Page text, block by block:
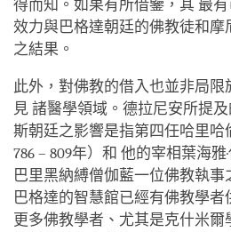
得而知。如果有所借鑒，其 最
效力與巴格達朝廷的佛教徒和
之結果。
此外，對佛教的借入也並非局
見 諸醫學領域。德拉尼安所提
斯朝廷之影響是指第四任哈里哈
786 – 809年）和 他的宰相葉海雅
巴里黑納縛僧伽藍一位佛教執
巴格達的智慧館已經有佛教學
更多佛教學者、尤其是克什米爾